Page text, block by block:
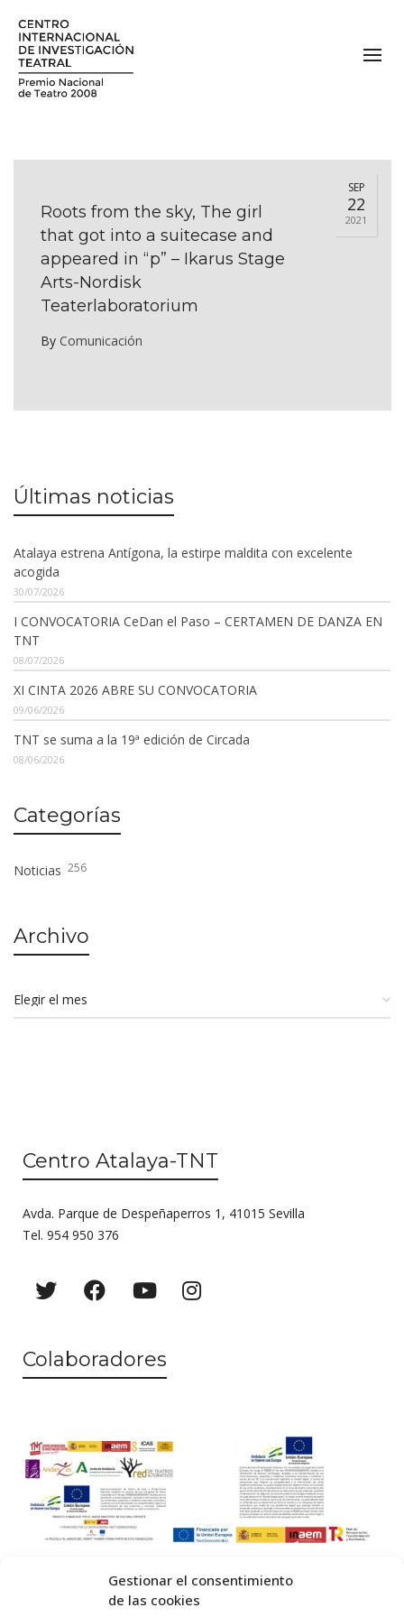
Gestionar el consentimiento
de las cookies
SEP
22
2021
Roots from the sky, The girl
that got into a suitecase and
appeared in “p” – Ikarus Stage
Arts-Nordisk
Teaterlaboratorium
By Comunicación
Últimas noticias
Atalaya estrena Antígona, la estirpe maldita con excelente
acogida
30/07/2026
I CONVOCATORIA CeDan el Paso – CERTAMEN DE DANZA EN
TNT
08/07/2026
XI CINTA 2026 ABRE SU CONVOCATORIA
09/06/2026
TNT se suma a la 19ª edición de Circada
08/06/2026
Categorías
Noticias 256
Archivo
Centro Atalaya-TNT
Avda. Parque de Despeñaperros 1, 41015 Sevilla
Tel. 954 950 376
Colaboradores